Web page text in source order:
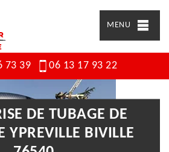
MENU
73 39 06 13 17 93 22
DE TUBAGE DE
YPREVILLE BIVILLE